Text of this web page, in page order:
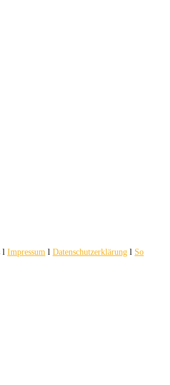
l Impressum l Datenschutzerklärung l So